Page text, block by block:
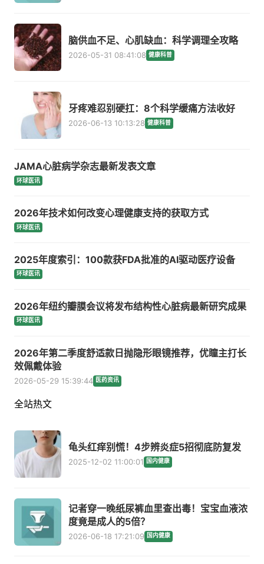
脑供血不足、心肌缺血：科学调理全攻略
2026-05-31 08:41:08 健康科普
牙疼难忍别硬扛：8个科学缓痛方法收好
2026-06-13 10:13:28 健康科普
JAMA心脏病学杂志最新发表文章
环球医讯
2026年技术如何改变心理健康支持的获取方式
环球医讯
2025年度索引：100款获FDA批准的AI驱动医疗设备
环球医讯
2026年纽约瓣膜会议将发布结构性心脏病最新研究成果
环球医讯
2026年第二季度舒适款日抛隐形眼镜推荐，优瞳主打长
效佩戴体验
2026-05-29 15:39:44 医药资讯
全站热文
龟头红痒别慌！4步辨炎症5招彻底防复发
2025-12-02 11:00:01 国内健康
记者穿一晚纸尿裤血里查出毒！宝宝血液浓
度竟是成人的5倍？
2026-06-18 17:21:09 国内健康